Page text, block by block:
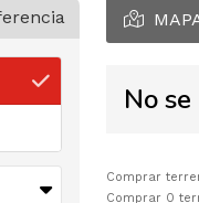
No
Comprar
Comprar 0